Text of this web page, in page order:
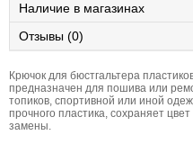
Наличие в магазинах
Отзывы (0)
Крючок для бюстгальтера
предназначен для пошива или
топиков, спортивной или иной
прочного пластика, сохраняет
замены.